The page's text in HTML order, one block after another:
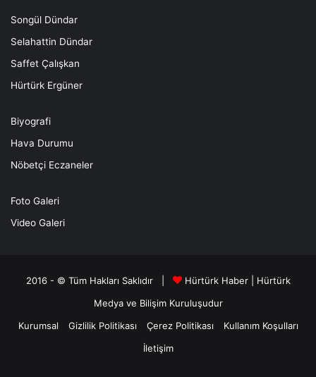
Songül Dündar
Selahattin Dündar
Saffet Çalışkan
Hürtürk Ergüner
Biyografi
Hava Durumu
Nöbetçi Eczaneler
Foto Galeri
Video Galeri
2016 - © Tüm Hakları Saklıdır | Hürtürk Haber
Hürtürk
Medya ve BilişimKuruluşudur
Kurumsal
Gizlilik Politikası Çerez Politikası
Kullanım Koşulları
İletişim